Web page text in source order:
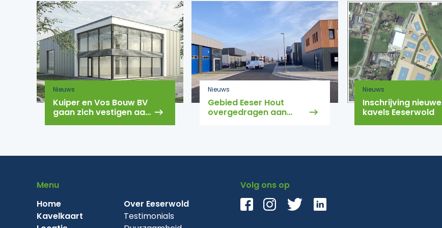
Nieuws
Kuiper en Vos Bouw BV
gaan zich vestigen aan
Nieuws
Gebied Eeser Hout
overgedragen aan
Nieuws
Inschrijving nieuwe
kavels Eeserwold
Menu
Home
Kavelkaart
Over Eeserwold
Testimonials
Volg ons op